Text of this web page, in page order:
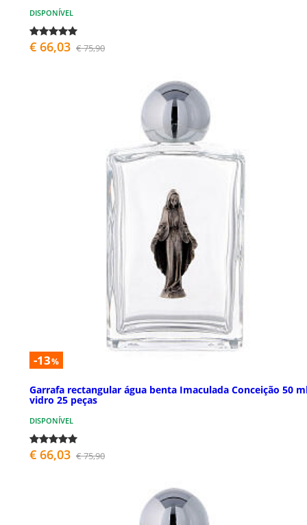
DISPONÍVEL
€ 66,03 € 75,90
-13%
Garrafa rectangular água benta Imaculada Conceição 50
vidro 25 peças
DISPONÍVEL
€ 66,03 € 75,90